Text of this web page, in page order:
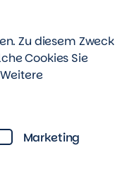
Zu diesem Zweck
Cookies Sie
Marketing